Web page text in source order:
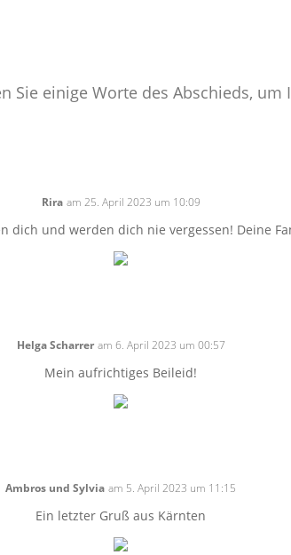
Sie einige Worte des Abschieds,
Rira am 25. April 2023 um 10:09
dich und werden dich nie vergessen! Deine
Helga Scharrer am 6. April 2023 um 00:57
Mein aufrichtiges Beileid!
Ambros und Sylvia am 5. April 2023 um 11:15
Ein letzter Gruß aus Kärnten